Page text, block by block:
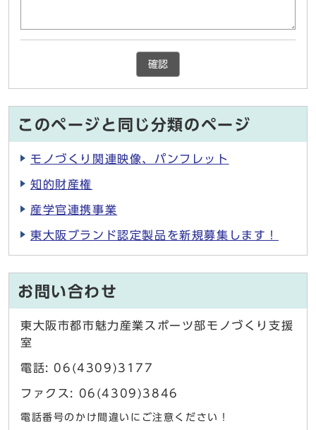
確認
このページと同じ分類のページ
モノづくり関連映像、パンフレット
知的財産権
産学官連携事業
東大阪ブランド認定製品を新規募集します！
お問い合わせ
東大阪市都市魅力産業スポーツ部モノづくり支援
室
電話: 06(4309)3177
ファクス: 06(4309)3846
電話番号のかけ間違いにご注意ください！